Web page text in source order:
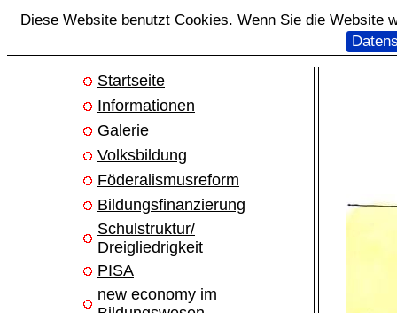
Diese Website benutzt Cookies. Wenn Sie die Website
Startseite
Informationen
Galerie
Volksbildung
Föderalismusreform
Bildungsfinanzierung
Schulstruktur/
Dreigliedrigkeit
PISA
new economy im